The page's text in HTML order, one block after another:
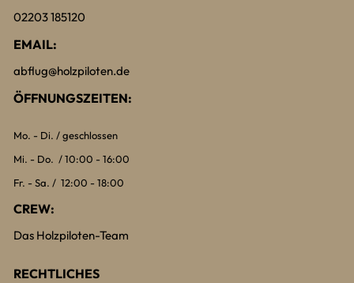
02203 185120
EMAIL:
abflug@holzpiloten.de
ÖFFNUNGSZEITEN:
Mo. - Di. / geschlossen
Mi. - Do. / 10:00 - 16:00
Fr. - Sa. / 12:00 - 18:00
CREW:
Das Holzpiloten-Team
RECHTLICHES